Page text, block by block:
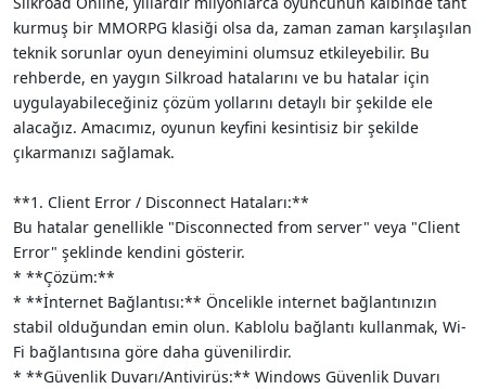
i
kurmuş bir MMORPG klasiği olsa da, zaman zaman karşılaşılan
teknik sorunlar oyun deneyimini olumsuz etkileyebilir. Bu
rehberde, en yaygın Silkroad hatalarını ve bu hatalar için
uygulayabileceğiniz çözüm yollarını detaylı bir şekilde ele
alacağız. Amacımız, oyunun keyfini kesintisiz bir şekilde
çıkarmanızı sağlamak.
**1. Client Error / Disconnect Hataları:**
Bu hatalar genellikle "Disconnected from server" veya "Client
Error" şeklinde kendini gösterir.
* **Çözüm:**
* **İnternet Bağlantısı:** Öncelikle internet bağlantınızın
stabil olduğundan emin olun. Kablolu bağlantı kullanmak, Wi-
Fi bağlantısına göre daha güvenilirdir.
* **Güvenlik Duvarı/Antivirüs:** Windows Güvenlik Duvarı